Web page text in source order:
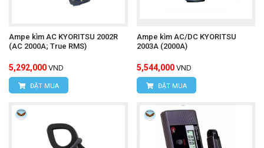
Ampe kìm AC KYORITSU 2002R
(AC 2000A; True RMS)
5,292,000 VND
ĐẶT MUA
Ampe kìm AC/DC KYORITSU
2003A (2000A)
5,544,000 VND
ĐẶT MUA